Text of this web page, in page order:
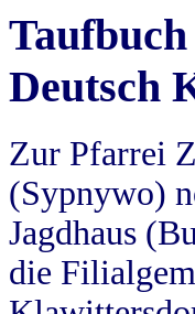
Deutsch
Zur Pfarrei
(Sypnywo)
Jagdhaus
die